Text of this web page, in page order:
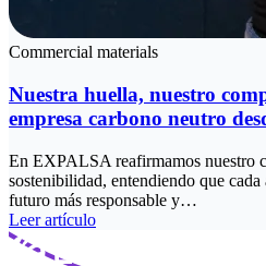
Commercial materials
Nuestra huella, nuestro
empresa carbono neutro
En EXPALSA reafirmamos nuestro
sostenibilidad, entendiendo que
futuro más responsable y…
Leer artículo